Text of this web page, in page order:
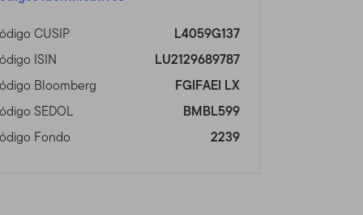
CUSIP
L4059G137
ISIN
LU2129689787
Bloomberg
FGIFAEI LX
SEDOL
BMBL599
Fondo
2239
oferta, compra o venta
las restricciones de
asesor profesional.
Línea
haya acordado lo
Franklin Templeton
Templeton que